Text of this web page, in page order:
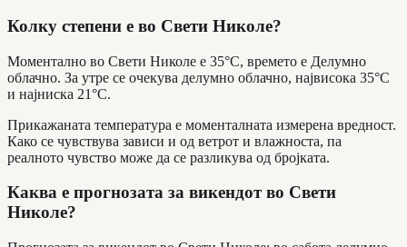
Колку степени е во Свети Николе?
Моментално во Свети Николе е 35°C, времето е Делумно
облачно. За утре се очекува делумно облачно, највисока 35°C
и најниска 21°C.
Прикажаната температура е моменталната измерена вредност.
Како се чувствува зависи и од ветрот и влажноста, па
реалното чувство може да се разликува од бројката.
Каква е прогнозата за викендот во Свети
Николе?